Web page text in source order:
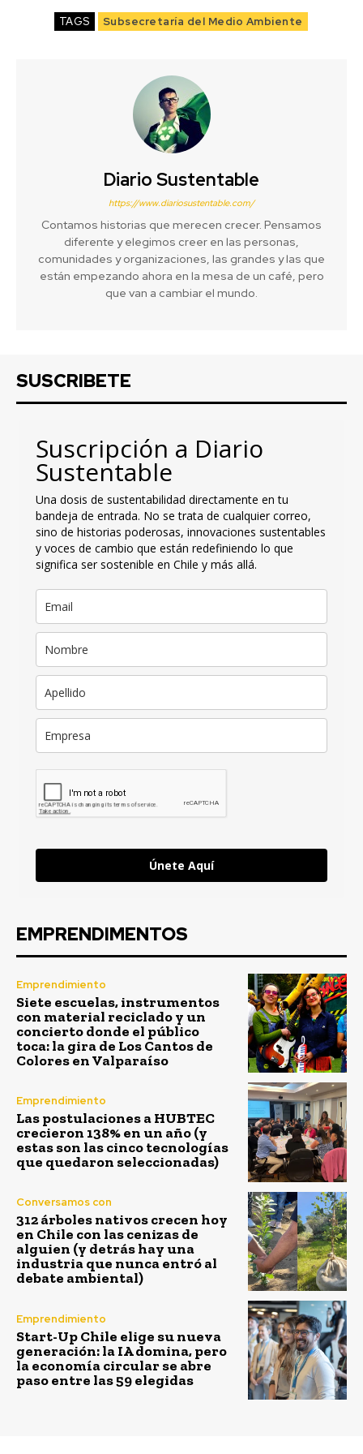
TAGS Subsecretaría del Medio Ambiente
Diario Sustentable
https://www.diariosustentable.com/
Contamos historias que merecen crecer. Pensamos
diferente y elegimos creer en las personas,
comunidades y organizaciones, las grandes y las que
están empezando ahora en la mesa de un café, pero
que van a cambiar el mundo.
SUSCRIBETE
Suscripción a Diario
Sustentable
Una dosis de sustentabilidad directamente en tu
bandeja de entrada. No se trata de cualquier correo,
sino de historias poderosas, innovaciones sustentables
y voces de cambio que están redefiniendo lo que
significa ser sostenible en Chile y más allá.
Únete Aquí
EMPRENDIMENTOS
Emprendimiento
Siete escuelas, instrumentos
con material reciclado y un
concierto donde el público
toca: la gira de Los Cantos de
Colores en Valparaíso
Emprendimiento
Las postulaciones a HUBTEC
crecieron 138% en un año (y
estas son las cinco tecnologías
que quedaron seleccionadas)
Conversamos con
312 árboles nativos crecen hoy
en Chile con las cenizas de
alguien (y detrás hay una
industria que nunca entró al
debate ambiental)
Emprendimiento
Start-Up Chile elige su nueva
generación: la IA domina, pero
la economía circular se abre
paso entre las 59 elegidas